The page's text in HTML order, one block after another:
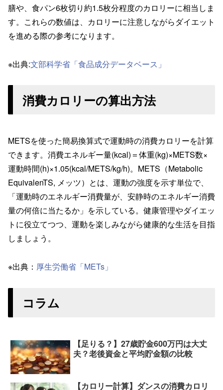
膳や、食パン6枚切り約1.5枚分程度のカロリーに相当しま
す。これらの数値は、カロリーに注意しながらダイエット
を進める際の参考になります。
※出典:文部科学省「食品成分データベース」
消費カロリーの算出方法
METSを使った簡易換算式で運動時の消費カロリーを計算
できます。消費エネルギー量(kcal)＝体重(kg)×METS数×
運動時間(h)×1.05(kcal/METS/kg/h)。METS（Metabolic
EquivalenTS, メッツ）とは、運動の強度を示す単位で、
「運動時のエネルギー消費量が、安静時のエネルギー消費
量の何倍に当たるか」を示している。健康管理やダイエッ
トに役立てつつ、運動を楽しみながら健康的な生活を目指
しましょう。
※出典： 厚生労働省「METs」
コラム
【足りる？】27歳貯金600万円は大丈
夫？老後資金と平均貯金額の比較
【カロリー計算】ダンスの消費カロリ